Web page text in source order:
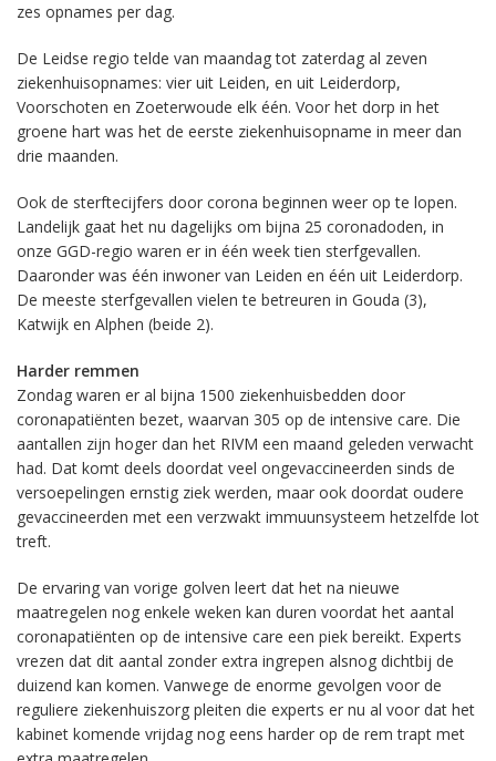
zes opnames per dag.
De Leidse regio telde van maandag tot zaterdag al zeven
ziekenhuisopnames: vier uit Leiden, en uit Leiderdorp,
Voorschoten en Zoeterwoude elk één. Voor het dorp in het
groene hart was het de eerste ziekenhuisopname in meer dan
drie maanden.
Ook de sterftecijfers door corona beginnen weer op te lopen.
Landelijk gaat het nu dagelijks om bijna 25 coronadoden, in
onze GGD-regio waren er in één week tien sterfgevallen.
Daaronder was één inwoner van Leiden en één uit Leiderdorp.
De meeste sterfgevallen vielen te betreuren in Gouda (3),
Katwijk en Alphen (beide 2).
Harder remmen
Zondag waren er al bijna 1500 ziekenhuisbedden door
coronapatiënten bezet, waarvan 305 op de intensive care. Die
aantallen zijn hoger dan het RIVM een maand geleden verwacht
had. Dat komt deels doordat veel ongevaccineerden sinds de
versoepelingen ernstig ziek werden, maar ook doordat oudere
gevaccineerden met een verzwakt immuunsysteem hetzelfde lot
treft.
De ervaring van vorige golven leert dat het na nieuwe
maatregelen nog enkele weken kan duren voordat het aantal
coronapatiënten op de intensive care een piek bereikt. Experts
vrezen dat dit aantal zonder extra ingrepen alsnog dichtbij de
duizend kan komen. Vanwege de enorme gevolgen voor de
reguliere ziekenhuiszorg pleiten die experts er nu al voor dat het
kabinet komende vrijdag nog eens harder op de rem trapt met